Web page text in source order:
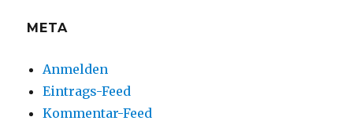
META
Anmelden
Eintrags-Feed
Kommentar-Feed